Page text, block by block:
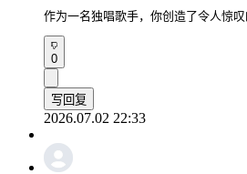
作为一名独唱歌手，你创造了令人惊
0
写回复
2026.07.02 22:33